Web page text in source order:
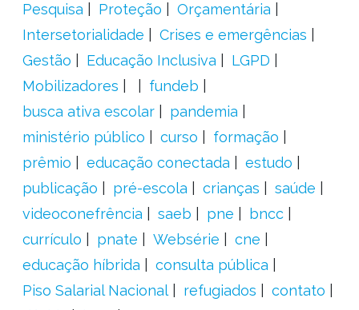
Pesquisa
Proteção
Orçamentária
Intersetorialidade
Crises e emergências
Gestão
Educação Inclusiva
LGPD
Mobilizadores
fundeb
busca ativa escolar
pandemia
ministério público
curso
formação
prêmio
educação conectada
estudo
publicação
pré-escola crianças
saúde
videoconefrência
saeb pne
bncc
currículo
pnate Websérie
cne
educação híbrida
consulta pública
Piso Salarial Nacional
refugiados
contato